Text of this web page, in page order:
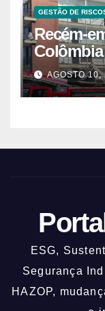
GESTÃO DE
Recém-
sozinhos’
AGOSTO
ESG,
Segurança
HAZOP,